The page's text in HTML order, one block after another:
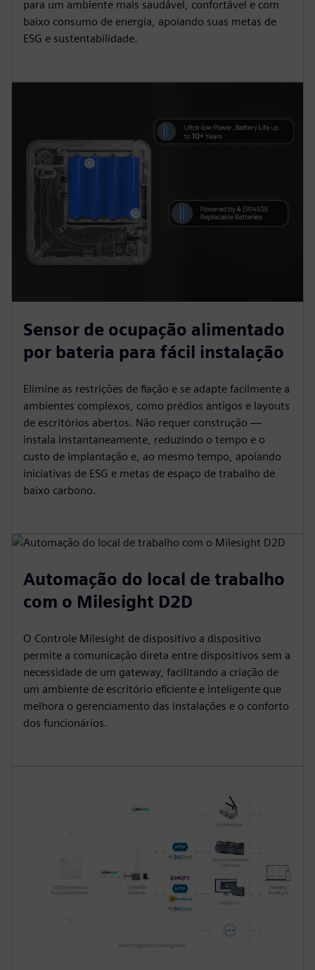
para um ambiente mais saudável, confortável e com
baixo consumo de energia, apoiando suas metas de
ESG e sustentabilidade.
Sensor de ocupação alimentado
por bateria para fácil instalação
Elimine as restrições de fiação e se adapte facilmente a
ambientes complexos, como prédios antigos e layouts
de escritórios abertos. Não requer construção —
instala instantaneamente, reduzindo o tempo e o
custo de implantação e, ao mesmo tempo, apoiando
iniciativas de ESG e metas de espaço de trabalho de
baixo carbono.
Automação do local de trabalho
com o Milesight D2D
O Controle Milesight de dispositivo a dispositivo
permite a comunicação direta entre dispositivos sem a
necessidade de um gateway, facilitando a criação de
um ambiente de escritório eficiente e inteligente que
melhora o gerenciamento das instalações e o conforto
dos funcionários.